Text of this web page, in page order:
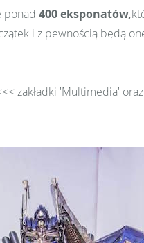
ponad 400 eksponatów,
i z pewnością będą
zakładki 'Multimedia'